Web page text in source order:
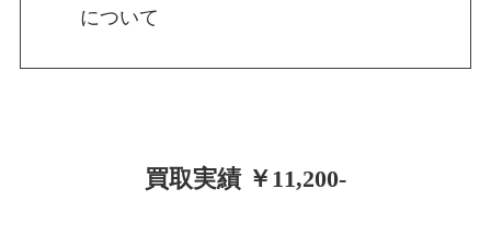
について
買取実績 ￥11,200-